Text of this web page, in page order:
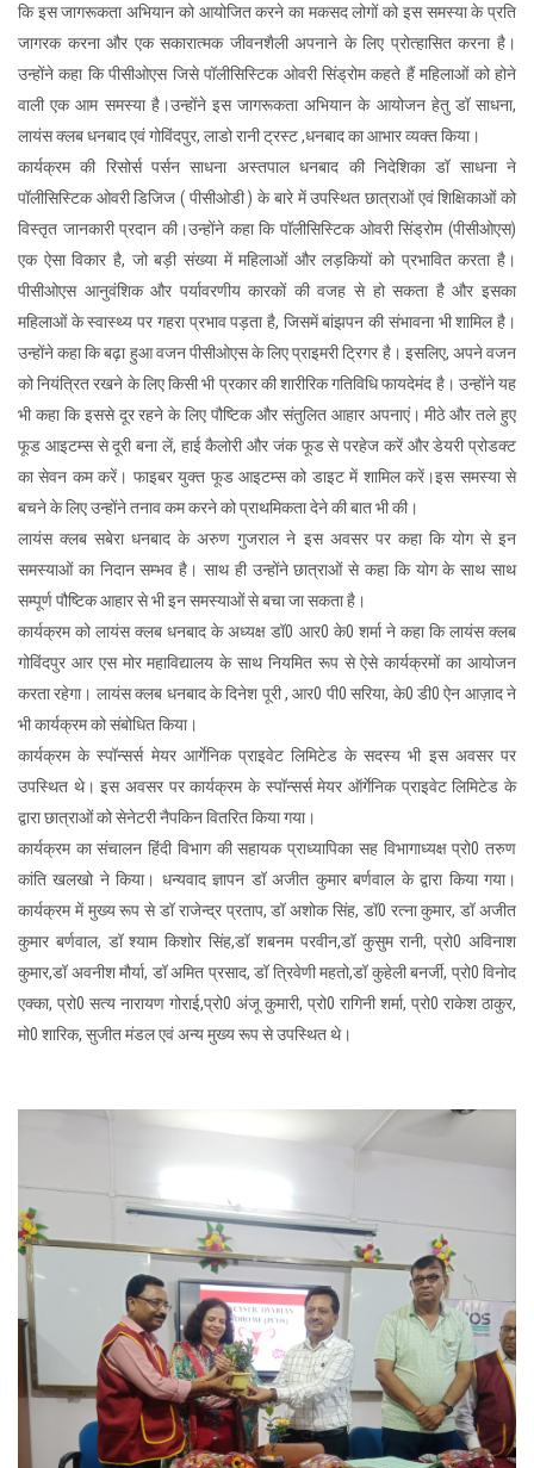
कि इस जागरूकता अभियान को आयोजित करने का मकसद लोगों को इस समस्या के प्रति
जागरक करना और एक सकारात्मक जीवनशैली अपनाने के लिए प्रोत्हासित करना है।
उन्होंने कहा कि पीसीओएस जिसे पॉलीसिस्टिक ओवरी सिंड्रोम कहते हैं महिलाओं को होने
वाली एक आम समस्या है।उन्होंने इस जागरूकता अभियान के आयोजन हेतु डॉ साधना,
लायंस क्लब धनबाद एवं गोविंदपुर, लाडो रानी ट्रस्ट ,धनबाद का आभार व्यक्त किया।
कार्यक्रम की रिसोर्स पर्सन साधना अस्तपाल धनबाद की निदेशिका डॉ साधना ने
पॉलीसिस्टिक ओवरी डिजिज ( पीसीओडी ) के बारे में उपस्थित छात्राओं एवं शिक्षिकाओं को
विस्तृत जानकारी प्रदान की।उन्होंने कहा कि पॉलीसिस्टिक ओवरी सिंड्रोम (पीसीओएस)
एक ऐसा विकार है, जो बड़ी संख्या में महिलाओं और लड़कियों को प्रभावित करता है।
पीसीओएस आनुवंशिक और पर्यावरणीय कारकों की वजह से हो सकता है और इसका
महिलाओं के स्वास्थ्य पर गहरा प्रभाव पड़ता है, जिसमें बांझपन की संभावना भी शामिल है।
उन्होंने कहा कि बढ़ा हुआ वजन पीसीओएस के लिए प्राइमरी ट्रिगर है। इसलिए, अपने वजन
को नियंत्रित रखने के लिए किसी भी प्रकार की शारीरिक गतिविधि फायदेमंद है। उन्होंने यह
भी कहा कि इससे दूर रहने के लिए पौष्टिक और संतुलित आहार अपनाएं। मीठे और तले हुए
फूड आइटम्स से दूरी बना लें, हाई कैलोरी और जंक फूड से परहेज करें और डेयरी प्रोडक्ट
का सेवन कम करें। फाइबर युक्त फूड आइटम्स को डाइट में शामिल करें।इस समस्या से
बचने के लिए उन्होंने तनाव कम करने को प्राथमिकता देने की बात भी की।
लायंस क्लब सबेरा धनबाद के अरुण गुजराल ने इस अवसर पर कहा कि योग से इन
समस्याओं का निदान सम्भव है। साथ ही उन्होंने छात्राओं से कहा कि योग के साथ साथ
सम्पूर्ण पौष्टिक आहार से भी इन समस्याओं से बचा जा सकता है।
कार्यक्रम को लायंस क्लब धनबाद के अध्यक्ष डॉ0 आर0 के0 शर्मा ने कहा कि लायंस क्लब
गोविंदपुर आर एस मोर महाविद्यालय के साथ नियमित रूप से ऐसे कार्यक्रमों का आयोजन
करता रहेगा। लायंस क्लब धनबाद के दिनेश पूरी , आर0 पी0 सरिया, के0 डी0 ऐन आज़ाद ने
भी कार्यक्रम को संबोधित किया।
कार्यक्रम के स्पॉन्सर्स मेयर आर्गेनिक प्राइवेट लिमिटेड के सदस्य भी इस अवसर पर
उपस्थित थे। इस अवसर पर कार्यक्रम के स्पॉन्सर्स मेयर ऑर्गेनिक प्राइवेट लिमिटेड के
द्वारा छात्राओं को सेनेटरी नैपकिन वितरित किया गया।
कार्यक्रम का संचालन हिंदी विभाग की सहायक प्राध्यापिका सह विभागाध्यक्ष प्रो0 तरुण
कांति खलखो ने किया। धन्यवाद ज्ञापन डॉ अजीत कुमार बर्णवाल के द्वारा किया गया।
कार्यक्रम में मुख्य रूप से डॉ राजेन्द्र प्रताप, डॉ अशोक सिंह, डॉ0 रत्ना कुमार, डॉ अजीत
कुमार बर्णवाल, डॉ श्याम किशोर सिंह,डॉ शबनम परवीन,डॉ कुसुम रानी, प्रो0 अविनाश
कुमार,डॉ अवनीश मौर्या, डॉ अमित प्रसाद, डॉ त्रिवेणी महतो,डॉ कुहेली बनर्जी, प्रो0 विनोद
एक्का, प्रो0 सत्य नारायण गोराई,प्रो0 अंजू कुमारी, प्रो0 रागिनी शर्मा, प्रो0 राकेश ठाकुर,
मो0 शारिक, सुजीत मंडल एवं अन्य मुख्य रूप से उपस्थित थे।